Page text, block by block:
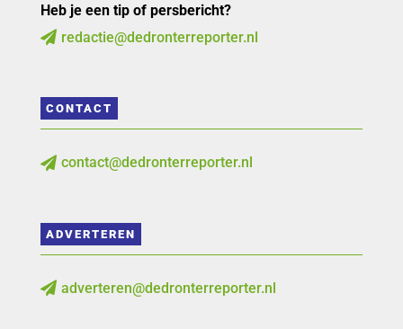
Heb je een tip of persbericht?
 redactie@dedronterreporter.nl
CONTACT
 contact@dedronterreporter.nl
ADVERTEREN
 adverteren@dedronterreporter.nl